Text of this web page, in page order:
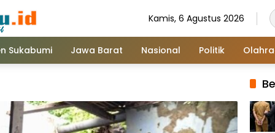
Kamis, 6 Agustus 2026
Sukabumi Jawa Barat Nasional Politik